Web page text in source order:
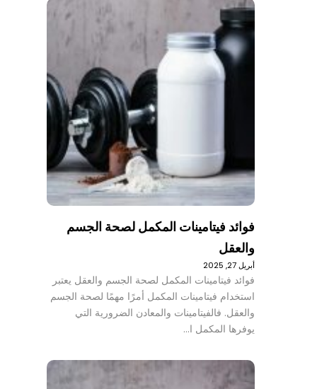
فوائد فيتامينات المكمل لصحة الجسم
والعقل
أبريل 27, 2025
فوائد فيتامينات المكمل لصحة الجسم والعقل يعتبر
استخدام فيتامينات المكمل أمرًا مهمًا لصحة الجسم
والعقل. فالفيتامينات والمعادن الضرورية التي
يوفرها المكمل ا…